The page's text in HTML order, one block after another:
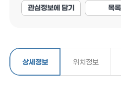
관심정보에 담기 목록
상세정보 위치정보